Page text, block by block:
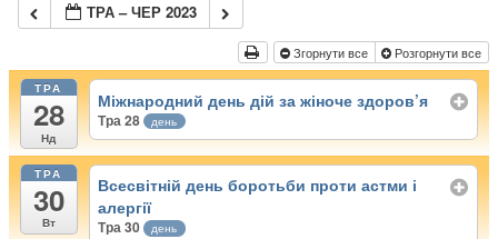
ТРА – ЧЕР 2023
Згорнути все Розгорнути все
ТРА
28
Нд
Міжнародний день дій за жіноче здоров’я
Тра 28 день
ТРА
30
Вт
Всесвітній день боротьби проти астми і
алергії
Тра 30 день